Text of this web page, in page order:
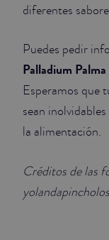
diferentes
Puedes pedir
Palladium Palma
Esperamos que
sean
la alimentación.
Créditos de las